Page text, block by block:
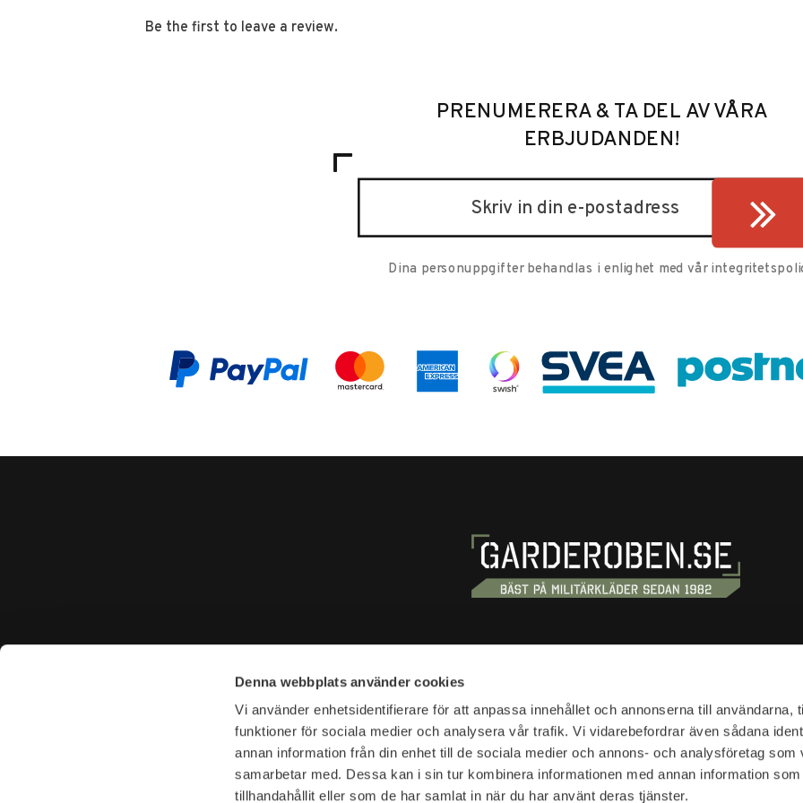
Denna webbplats använder cookies
Vi använder enhetsidentifierare för att anpassa innehållet och annonserna till användarna,
funktioner för sociala medier och analysera vår trafik. Vi vidarebefordrar även sådana
annan information från din enhet till de sociala medier och annons- och analysföretag som
samarbetar med. Dessa kan i sin tur kombinera informationen med annan information
tillhandahållit eller som de har samlat in när du har använt deras tjänster.
Be the first to leave a review.
PRENUMERERA & TA DEL AV VÅRA
ERBJUDANDEN!
Dina personuppgifter behandlas i enlighet med vår
E-mail. info@garderoben.se
Tegnérgatan 20
113 59 Stockholm
Opening hours:
Mon-Fri: 10-18
Terms and conditions
Customer service
Shipping & delivery
Complaint and return